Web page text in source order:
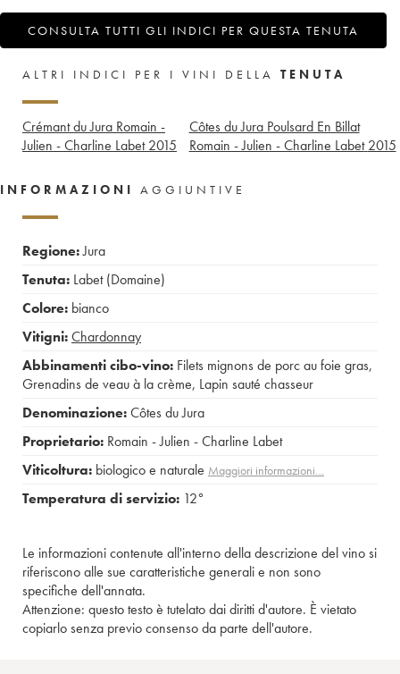
CONSULTA TUTTI GLI INDICI PER QUESTA TENUTA
ALTRI INDICI PER I VINI DELLA TENUTA
Crémant du Jura Romain -
Julien - Charline Labet 2015
Côtes du Jura Poulsard En Billat
Romain - Julien - Charline Labet 2015
INFORMAZIONI AGGIUNTIVE
Regione:Jura
Tenuta: Labet (Domaine)
Colore: bianco
Vitigni:Chardonnay
Abbinamenti cibo-vino: Filets mignons de porc au foie gras,
Grenadins de veau à la crème, Lapin sauté chasseur
Denominazione:Côtes du Jura
Proprietario: Romain - Julien - Charline Labet
Viticoltura: biologico e naturale Maggiori informazioni…
Temperatura di servizio: 12°
Le informazioni contenute all'interno della descrizione del vino si
riferiscono alle sue caratteristiche generali e non sono
specifiche dell'annata.
Attenzione: questo testo è tutelato dai diritti d'autore. È vietato
copiarlo senza previo consenso da parte dell'autore.